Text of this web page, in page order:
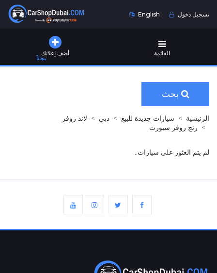
English تسجيل دخول
أضف إعلانك
مجاناً
القائمة
بحث
الرئيسية سيارات جديدة للبيع دبي
لاند روفر
رنج روفر سبورت
لم يتم العثور على سيارات...